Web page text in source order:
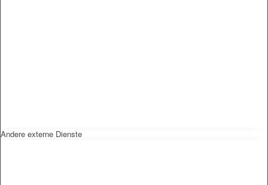
Andere externe Dienste